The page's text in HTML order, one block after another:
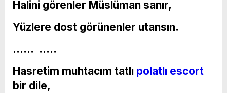
Halini görenler Müslüman sanır,
Yüzlere dost görünenler utansın.
…… …..
Hasretim muhtacım tatlı polatlı escort
bir dile,